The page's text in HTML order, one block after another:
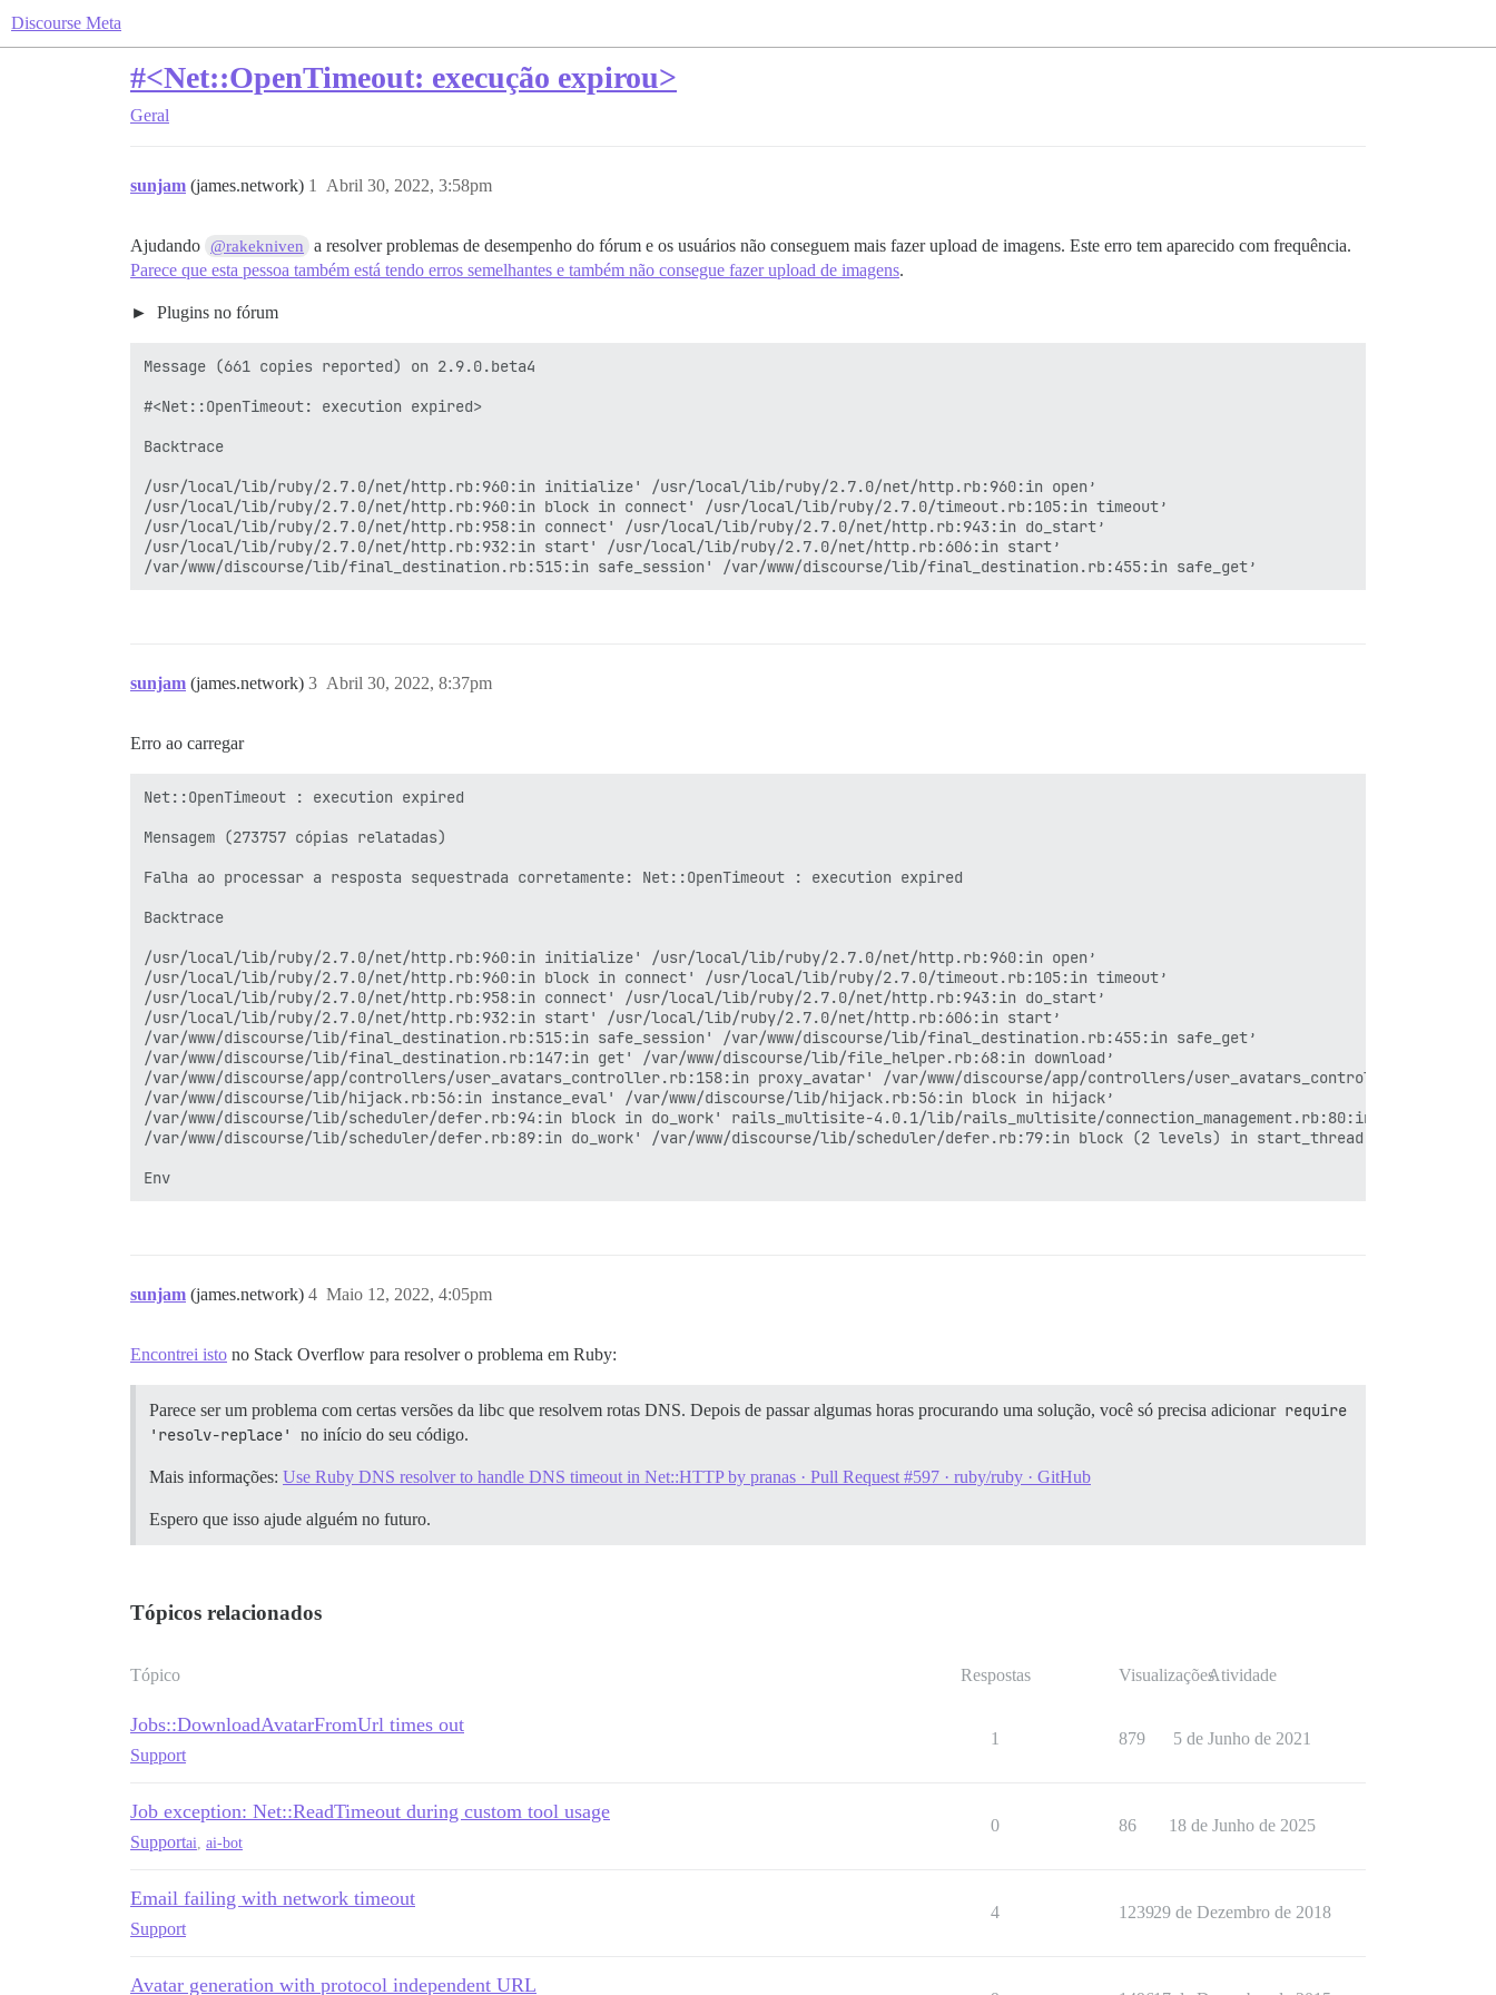
Discourse Meta
#<Net::OpenTimeout: execução expirou>
Geral
sunjam (james.network) Abril 30, 2022, 3:58pm
1
Ajudando @rakekniven
a resolver problemas de desempenho do fórum e os usuários não conseguem mais fazer upload de imagens. Este erro tem aparecido com frequência.
Parece que esta pessoa também está tendo erros semelhantes e também não consegue fazer upload de imagens.
Plugins no fórum
Message (661 copies reported) on 2.9.0.beta4
#<Net::OpenTimeout: execution expired>
Backtrace
/usr/local/lib/ruby/2.7.0/net/http.rb:960:in initialize' /usr/local/lib/ruby/2.7.0/net/http.rb:960:in open’
/usr/local/lib/ruby/2.7.0/net/http.rb:960:in block in connect' /usr/local/lib/ruby/2.7.0/timeout.rb:105:in timeout’
/usr/local/lib/ruby/2.7.0/net/http.rb:958:in connect' /usr/local/lib/ruby/2.7.0/net/http.rb:943:in do_start’
/usr/local/lib/ruby/2.7.0/net/http.rb:932:in start' /usr/local/lib/ruby/2.7.0/net/http.rb:606:in start’
sunjam (james.network) Abril 30, 2022, 8:37pm
3
Erro ao carregar
Net::OpenTimeout : execution expired
Mensagem (273757 cópias relatadas)
Falha ao processar a resposta sequestrada corretamente: Net::OpenTimeout : execution expired
Backtrace
/usr/local/lib/ruby/2.7.0/net/http.rb:960:in initialize' /usr/local/lib/ruby/2.7.0/net/http.rb:960:in open’
/usr/local/lib/ruby/2.7.0/net/http.rb:960:in block in connect' /usr/local/lib/ruby/2.7.0/timeout.rb:105:in timeout’
/usr/local/lib/ruby/2.7.0/net/http.rb:958:in connect' /usr/local/lib/ruby/2.7.0/net/http.rb:943:in do_start’
/usr/local/lib/ruby/2.7.0/net/http.rb:932:in start' /usr/local/lib/ruby/2.7.0/net/http.rb:606:in start’
/var/www/discourse/lib/final_destination.rb:515:in safe_session' /var/www/discourse/lib/final_destination.rb:455:in safe_get’
/var/www/discourse/lib/final_destination.rb:147:in get' /var/www/discourse/lib/file_helper.rb:68:in download’
/var/www/discourse/app/controllers/user_avatars_controller.rb:158:in proxy_avatar' /var/www/discourse/app/controllers/user_avatars_controller.rb:51:in
/var/www/discourse/lib/hijack.rb:56:in instance_eval' /var/www/discourse/lib/hijack.rb:56:in block in hijack’
/var/www/discourse/lib/scheduler/defer.rb:94:in block in do_work' rails_multisite-4.0.1/lib/rails_multisite/connection_management.rb:80:in
/var/www/discourse/lib/scheduler/defer.rb:89:in do_work' /var/www/discourse/lib/scheduler/defer.rb:79:in block (2 levels) in start_thread’
sunjam (james.network) Maio 12, 2022, 4:05pm
4
Encontrei isto no Stack Overflow para resolver o problema em Ruby:
Parece ser um problema com certas versões da libc que resolvem rotas DNS. Depois de passar algumas horas procurando uma solução, você só precisa adicionar require
'resolv-replace'
no início do seu código.
Mais informações: Use Ruby DNS resolver to handle DNS timeout in Net::HTTP by pranas · Pull Request #597 · ruby/ruby · GitHub
Espero que isso ajude alguém no futuro.
Tópicos relacionados
Tópico Respostas VisualizaçõesAtividade
Jobs::DownloadAvatarFromUrl times out
Support
1 879 5 de Junho de 2021
Job exception: Net::ReadTimeout during custom tool usage
Supportai ai-bot
0 86 18 de Junho de 2025
Email failing with network timeout
Support
4 123929 de Dezembro de 2018
Avatar generation with protocol independent URL